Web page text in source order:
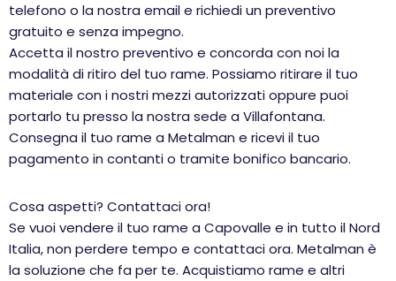
telefono o la nostra email e richiedi un preventivo
gratuito e senza impegno.
Accetta il nostro preventivo e concorda con noi la
modalità di ritiro del tuo rame. Possiamo ritirare il tuo
materiale con i nostri mezzi autorizzati oppure puoi
portarlo tu presso la nostra sede a Villafontana.
Consegna il tuo rame a Metalman e ricevi il tuo
pagamento in contanti o tramite bonifico bancario.
Cosa aspetti? Contattaci ora!
Se vuoi vendere il tuo rame a Capovalle e in tutto il Nord
Italia, non perdere tempo e contattaci ora. Metalman è
la soluzione che fa per te. Acquistiamo rame e altri